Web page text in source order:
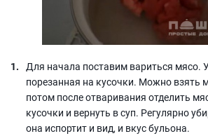
Для начала поставим вариться мясо.
порезанная на кусочки. Можно взять
потом после отваривания отделить
кусочки и вернуть в суп. Регулярно
она испортит и вид, и вкус бульона.